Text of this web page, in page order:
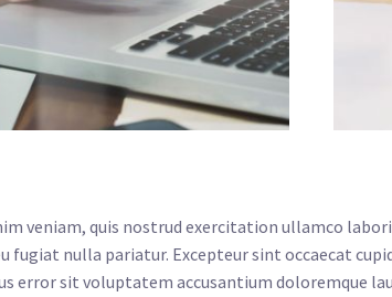
veniam, quis nostrud exercitation ullamco
fugiat nulla pariatur. Excepteur sint occaecat
error sit voluptatem accusantium doloremque